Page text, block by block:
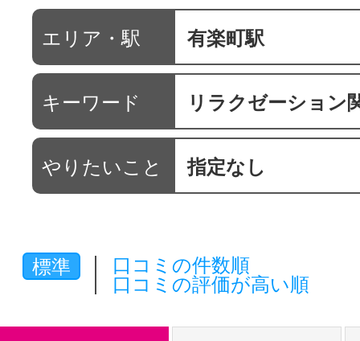
スクールを
駅・路線か
通信講座を
エリア・駅 有楽町駅
キーワード リラクゼーション
やりたいこと 指定なし
標準
口コミの件数順
口コミの評価が高い順